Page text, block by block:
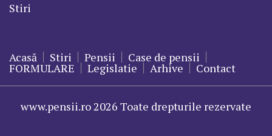
Stiri
Acasă Stiri Pensii Case de pensii
FORMULARE Legislatie Arhive Contact
www.pensii.ro 2026 Toate drepturile rezervate